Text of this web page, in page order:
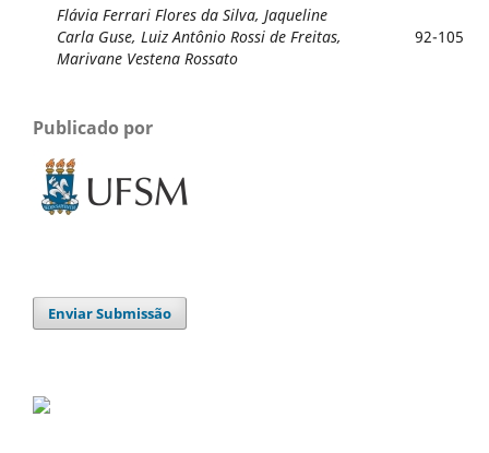
Flávia Ferrari Flores da Silva, Jaqueline
Carla Guse, Luiz Antônio Rossi de Freitas,
Marivane Vestena Rossato
92-105
Publicado por
Enviar Submissão